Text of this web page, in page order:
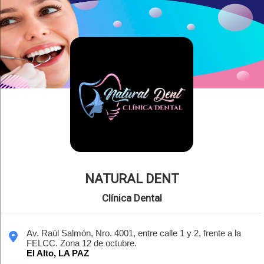
NATURAL DENT
Clínica Dental
Av. Raúl Salmón, Nro. 4001, entre calle 1 y 2, frente a la
FELCC. Zona 12 de octubre.
El Alto, LA PAZ